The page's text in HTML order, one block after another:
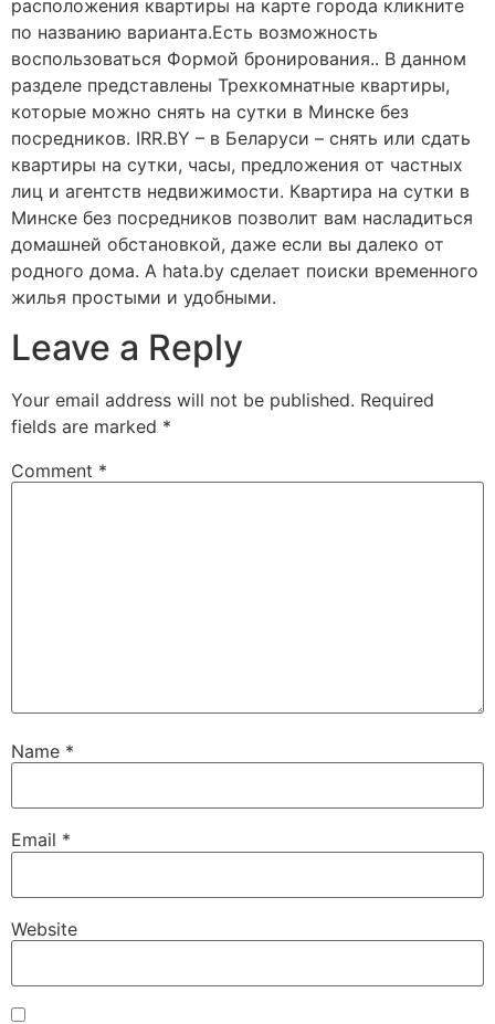
расположения квартиры на карте города кликните
по названию варианта.Есть возможность
воспользоваться Формой бронирования.. В данном
разделе представлены Трехкомнатные квартиры,
которые можно снять на сутки в Минске без
посредников. IRR.BY – в Беларуси – снять или сдать
квартиры на сутки, часы, предложения от частных
лиц и агентств недвижимости. Квартира на сутки в
Минске без посредников позволит вам насладиться
домашней обстановкой, даже если вы далеко от
родного дома. А hata.by сделает поиски временного
жилья простыми и удобными.
Leave a Reply
Your email address will not be published. Required
fields are marked *
Comment *
Name *
Email *
Website